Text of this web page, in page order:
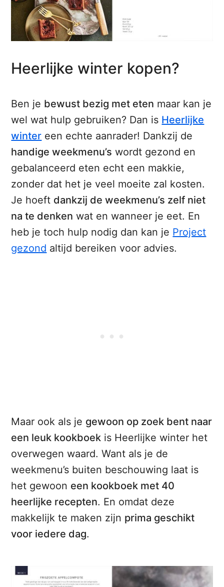
Heerlijke winter kopen?
Ben je bewust bezig met eten maar kan je
wel wat hulp gebruiken? Dan is Heerlijke
winter een echte aanrader! Dankzij de
handige weekmenu’s wordt gezond en
gebalanceerd eten echt een makkie,
zonder dat het je veel moeite zal kosten.
Je hoeft dankzij de weekmenu’s zelf niet
na te denken wat en wanneer je eet. En
heb je toch hulp nodig dan kan je Project
gezond altijd bereiken voor advies.
Maar ook als je gewoon op zoek bent naar
een leuk kookboek is Heerlijke winter het
overwegen waard. Want als je de
weekmenu’s buiten beschouwing laat is
het gewoon een kookboek met 40
heerlijke recepten. En omdat deze
makkelijk te maken zijn prima geschikt
voor iedere dag.